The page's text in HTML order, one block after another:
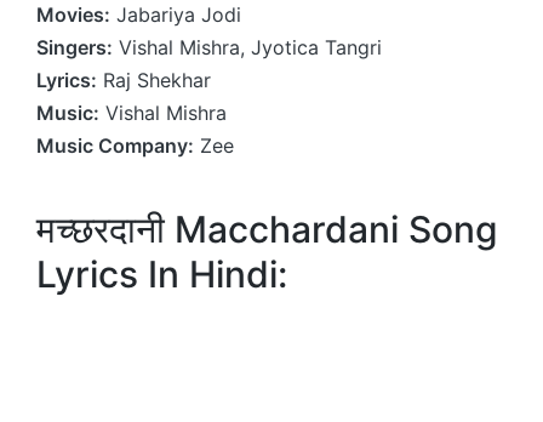
Movies: Jabariya Jodi
Singers: Vishal Mishra, Jyotica Tangri
Lyrics: Raj Shekhar
Music: Vishal Mishra
Music Company: Zee
मच्छरदानी Macchardani Song
Lyrics In Hindi: